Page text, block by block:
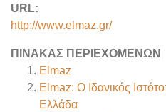
URL:
http://www.elmaz.gr/
ΠΊΝΑΚΑΣ ΠΕΡΙΕΧΟΜΈΝΩΝ
Elmaz
Elmaz: Ο Ιδανικός
Ελλάδα